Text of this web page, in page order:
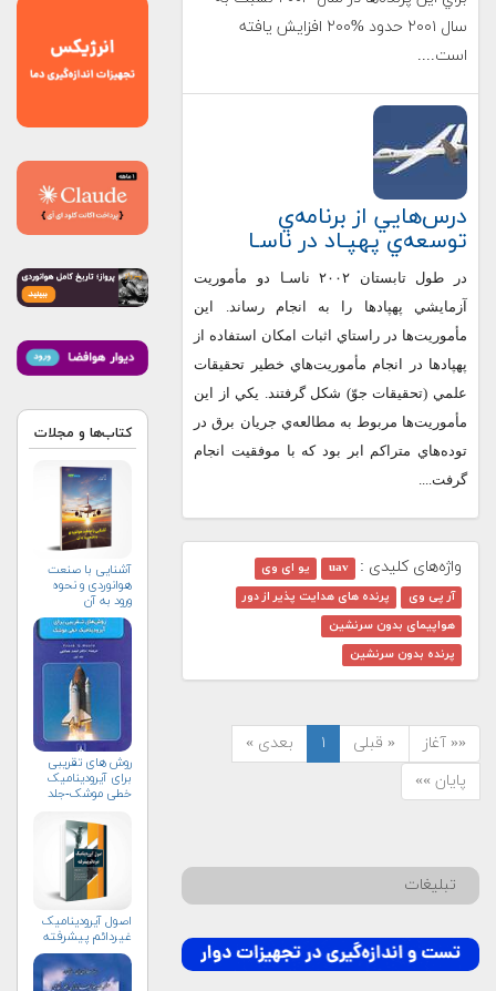
سال ۲۰۰۱ حدود %۲۰۰ افزايش يافته
است....
درس‌هايي از برنامه‌ي
توسعه‌ي پهپـاد در ناسـا
در طول تابستان ۲۰۰۲ ناسـا دو مأموريت
آزمايشي پهپادها را به انجام رساند. اين
مأموريت‌ها در راستاي اثبات امكان استفاده از
پهپادها در انجام مأموريت‌هاي خطير تحقيقات
علمي (تحقيقات جوّ) شكل گرفتند. يكي از اين
مأموريت‌ها مربوط به مطالعه‌ي جريان برق در
توده‌هاي متراكم ابر بود كه با موفقيت انجام
گرفت....
واژه‌های کلیدی : uav
یو ای وی
آر پی وی
پرنده‌ های هدایت پذیر از دور
هواپیمای بدون سرنشین
پرنده بدون سرنشین
«« آغاز « قبلی ۱
بعدی »
پایان »»
تبلیغات
کتاب‌ها و مجلات
آشنایی با صنعت
هوانوردی و نحوه
ورود به آن
روش های تقریبی
برای آیرودینامیک
خطی موشک-جلد
اصول آيروديناميک
غيردائم پيشرفته